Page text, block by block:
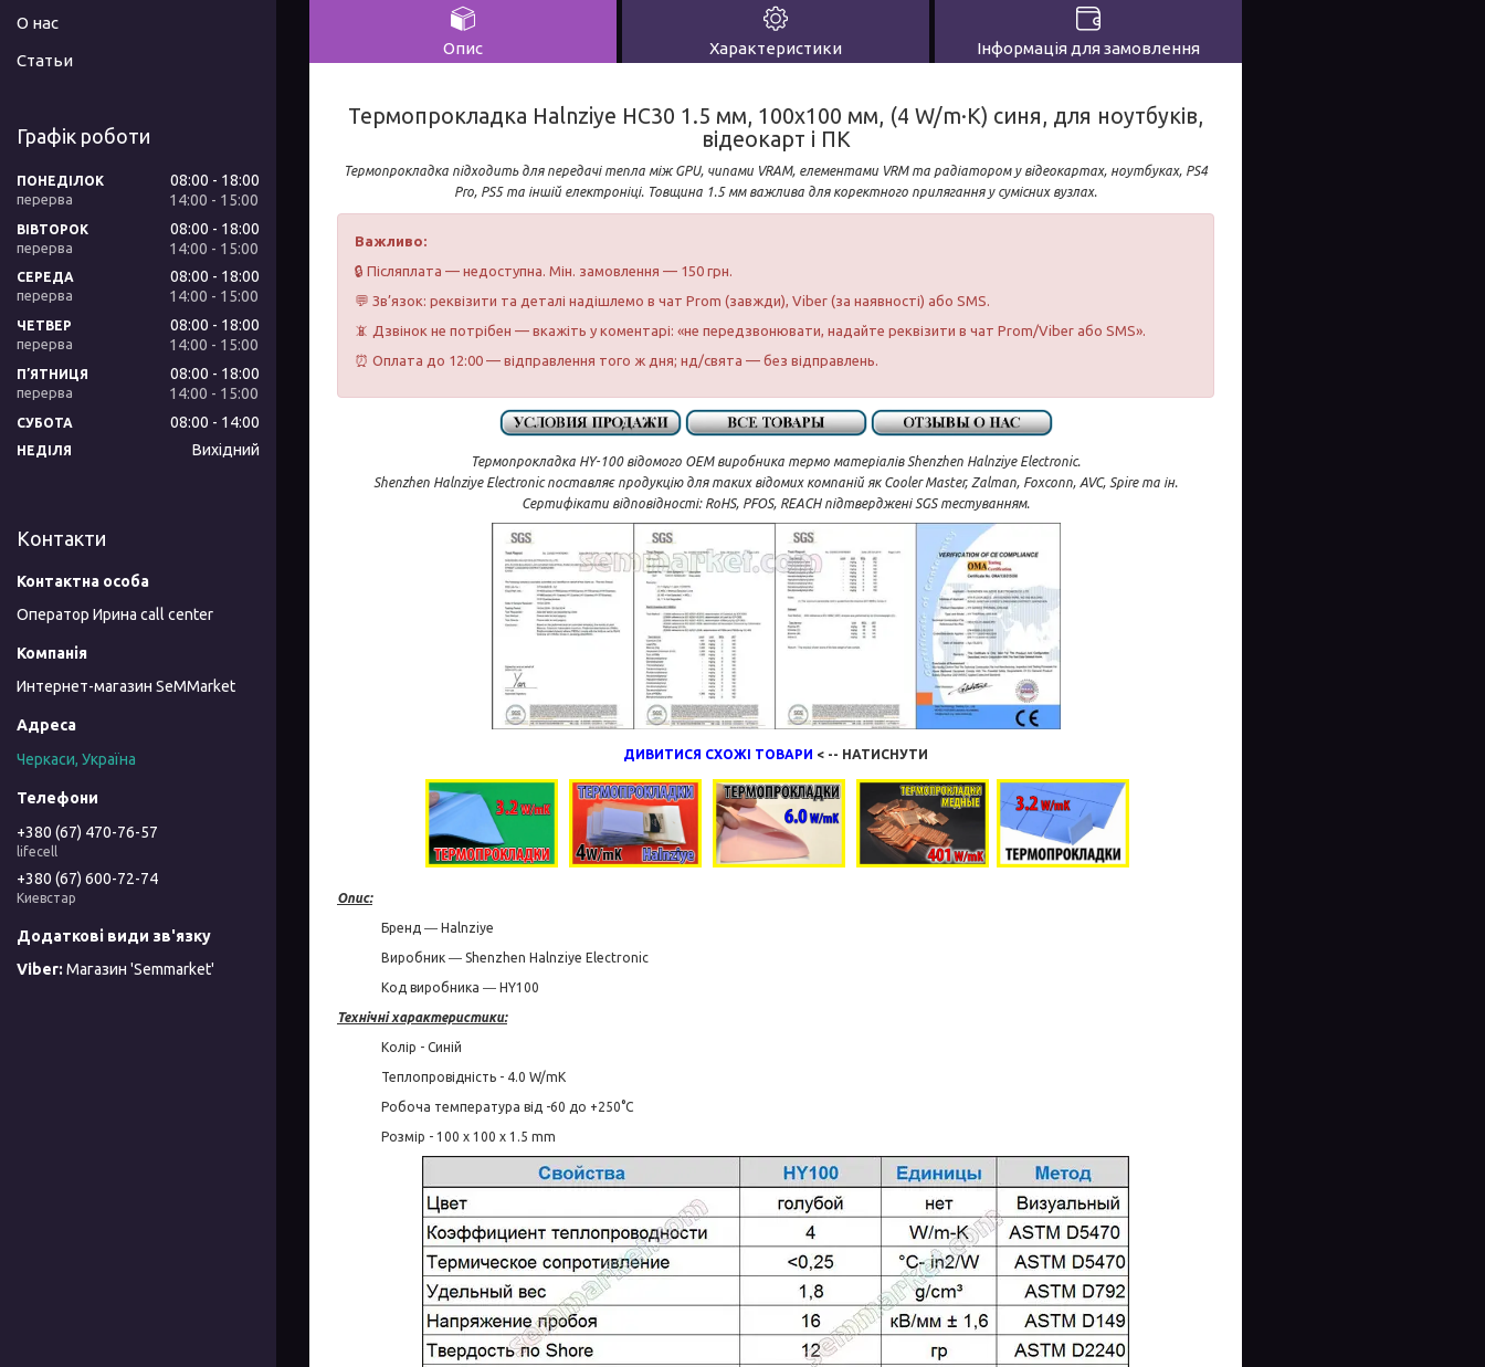
Опис Характеристики Інформація для замовлення
Термопрокладка Halnziye HC30 1.5 мм, 100x100 мм, (4 W/m·K) синя, для ноутбуків,
відеокарт і ПК
Термопрокладка підходить для передачі тепла між GPU, чипами VRAM, елементами VRM та радіатором у відеокартах, ноутбуках, PS4
Pro, PS5 та іншій електроніці. Товщина 1.5 мм важлива для коректного прилягання у сумісних вузлах.
Важливо:
🔒 Післяплата — недоступна. Мін. замовлення — 150 грн.
💬 Зв’язок: реквізити та деталі надішлемо в чат Prom (завжди), Viber (за наявності) або SMS.
📵 Дзвінок не потрібен — вкажіть у коментарі: «не передзвонювати, надайте реквізити в чат Prom/Viber або SMS».
⏰ Оплата до 12:00 — відправлення того ж дня; нд/свята — без відправлень.
Термопрокладка HY-100 відомого OEM виробника термо матеріалів Shenzhen Halnziye Electronic.
Shenzhen Halnziye Electronic поставляє продукцію для таких відомих компаній як Cooler Master, Zalman, Foxconn, AVC, Spire та ін.
Сертифікати відповідності: RoHS, PFOS, REACH підтверджені SGS тестуванням.
ДИВИТИСЯ СХОЖІ ТОВАРИ < -- НАТИСНУТИ
Опис:
Бренд ― Halnziye
Виробник ― Shenzhen Halnziye Electronic
Код виробника ― HY100
Технічні характеристики:
Колір - Синій
Теплопровідність - 4.0 W/mK
Робоча температура від -60 до +250°C
Розмір - 100 х 100 х 1.5 mm
О нас
Статьи
Графік роботи
ПОНЕДІЛОК 08:00
18:00
14:00
15:00
ВІВТОРОК 08:00
18:00
14:00
15:00
СЕРЕДА 08:00
18:00
14:00
15:00
ЧЕТВЕР 08:00
18:00
14:00
15:00
ПʼЯТНИЦЯ 08:00
18:00
14:00
15:00
СУБОТА 08:00 14:00
НЕДІЛЯ Вихідний
Контакти
Оператор Ирина call center
Интернет-магазин SeMMarket
Черкаси, Україна
+380 (67) 470-76-57
lifecell
+380 (67) 600-72-74
Киевстар
Магазин 'Semmarket'